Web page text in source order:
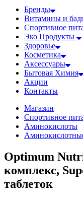
Бренды
Витамины и
Спортивное
Эко Продукты
Здоровье
Косметика
Аксессуары
Бытовая Химия
Акции
Контакты
Магазин
Спортивное
Аминокислоты
Optimum
комплекс,
таблеток